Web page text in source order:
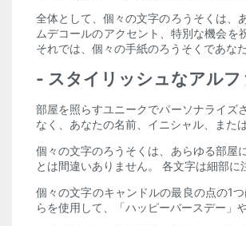
全体として、個々の文字のろうそくは、
ムデコールのアクセント、特別な機会を
それでは、個々の手紙のろうそくであな
- スタイリッシュなアル
部屋を照らすユニークでパーソナライズ
なく、あなたの名前、イニシャル、また
個々の文字のろうそくは、あらゆる部屋
とは間違いありません。 各文字は細部
個々の文字のキャンドルの最良の点の1
らを使用して、「ハッピーバースデー」